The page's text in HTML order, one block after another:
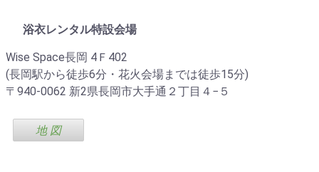
浴衣レンタル特設会場
Wise Space長岡 4Ｆ402
(長岡駅から徒歩6分・花火会場までは徒歩15分)
〒940-0062 新2県長岡市大手通２丁目４−５
地 図